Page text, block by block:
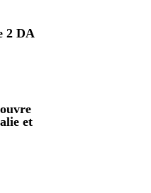
2 DA
et